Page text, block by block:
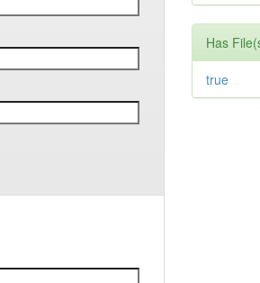
Has
true